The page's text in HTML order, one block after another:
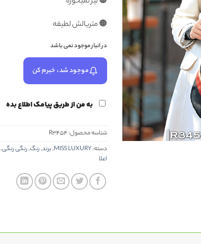
🟠 متریالش لطیفه
در انبار موجود نمی باشد
موجود شد، خبرم کن
به من از طریق پیامک اطلاع بده
شناسه محصول:R3454
دسته:MISS LUXURY
,برند,رنگ,رنگی رنگی,
اعلا